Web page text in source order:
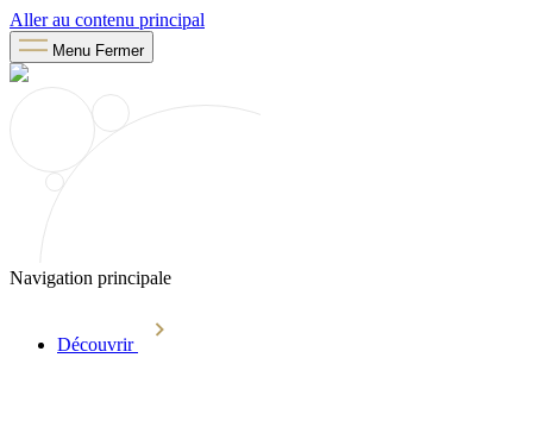
Aller au contenu principal
Menu Fermer
Navigation principale
Découvrir